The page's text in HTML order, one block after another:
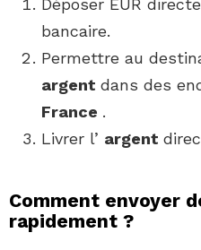
Déposer EUR
bancaire.
Permettre au
argent dans des
France .
Livrer l’ argent
Comment envoyer
rapidement ?